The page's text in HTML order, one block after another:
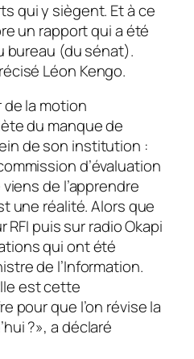
qui y siègent. Et à ce
un rapport qui a été
bureau (du sénat).
Léon Kengo.
de la motion
du manque de
de son institution :
d’évaluation
de l’apprendre
une réalité. Alors que
RFI puis sur radio Okapi
qui ont été
de l’Information.
est cette
pour que l’on révise la
?», a déclaré